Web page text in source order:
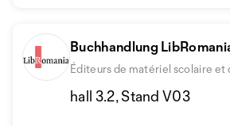
Buchhandlung
Éditeurs de matériel scolaire et
hall 3.2, Stand V03